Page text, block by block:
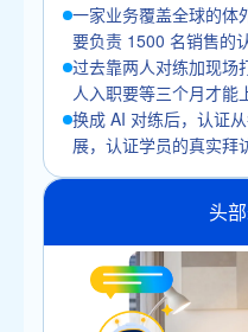
一家业务覆盖全球的体
要负责 1500 名销售的认
过去靠两人对练加现场
人入职要等三个月才能
换成 AI 对练后，认证
展，认证学员的真实拜
头